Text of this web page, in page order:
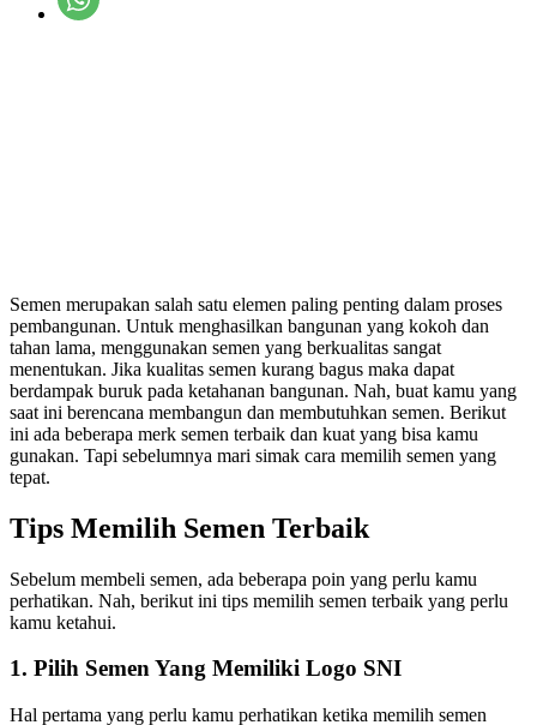
Semen merupakan salah satu elemen paling penting dalam proses
pembangunan. Untuk menghasilkan bangunan yang kokoh dan
tahan lama, menggunakan semen yang berkualitas sangat
menentukan. Jika kualitas semen kurang bagus maka dapat
berdampak buruk pada ketahanan bangunan. Nah, buat kamu yang
saat ini berencana membangun dan membutuhkan semen. Berikut
ini ada beberapa merk semen terbaik dan kuat yang bisa kamu
gunakan. Tapi sebelumnya mari simak cara memilih semen yang
tepat.
Tips Memilih Semen Terbaik
Sebelum membeli semen, ada beberapa poin yang perlu kamu
perhatikan. Nah, berikut ini tips memilih semen terbaik yang perlu
kamu ketahui.
1. Pilih Semen Yang Memiliki Logo SNI
Hal pertama yang perlu kamu perhatikan ketika memilih semen